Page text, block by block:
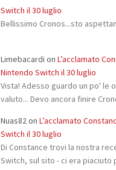
Switch il 30 luglio
Bellissimo Cronos...sto
Limebacardi on L’acclamato
Nintendo Switch il 30 luglio
Vista! Adesso guardo un po' le
valuto... Devo ancora finire
Nuas82on L’acclamato
Switch il 30 luglio
Di Constance trovi la nostra
Switch, sul sito - ci era